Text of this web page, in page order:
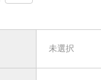
未選択